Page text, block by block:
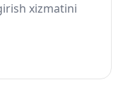
xizmatini